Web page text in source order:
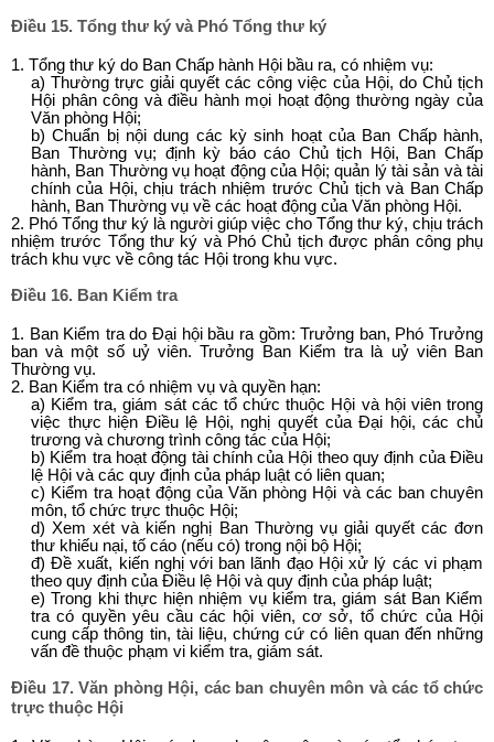
Điều 15. Tổng thư ký và Phó Tổng thư ký
1. Tổng thư ký do Ban Chấp hành Hội bầu ra, có nhiệm vụ:
a) Thường trực giải quyết các công việc của Hội, do Chủ tịch
Hội phân công và điều hành mọi hoạt động thường ngày của
Văn phòng Hội;
b) Chuẩn bị nội dung các kỳ sinh hoạt của Ban Chấp hành,
Ban Thường vụ; định kỳ báo cáo Chủ tịch Hội, Ban Chấp
hành, Ban Thường vụ hoạt động của Hội; quản lý tài sản và tài
chính của Hội, chịu trách nhiệm trước Chủ tịch và Ban Chấp
hành, Ban Thường vụ về các hoạt động của Văn phòng Hội.
2. Phó Tổng thư ký là người giúp việc cho Tổng thư ký, chịu trách
nhiệm trước Tổng thư ký và Phó Chủ tịch được phân công phụ
trách khu vực về công tác Hội trong khu vực.
Điều 16. Ban Kiểm tra
1. Ban Kiểm tra do Đại hội bầu ra gồm: Trưởng ban, Phó Trưởng
ban và một số uỷ viên. Trưởng Ban Kiểm tra là uỷ viên Ban
Thường vụ.
2. Ban Kiểm tra có nhiệm vụ và quyền hạn:
a) Kiểm tra, giám sát các tổ chức thuộc Hội và hội viên trong
việc thực hiện Điều lệ Hội, nghị quyết của Đại hội, các chủ
trương và chương trình công tác của Hội;
b) Kiểm tra hoạt động tài chính của Hội theo quy định của Điều
lệ Hội và các quy định của pháp luật có liên quan;
c) Kiểm tra hoạt động của Văn phòng Hội và các ban chuyên
môn, tổ chức trực thuộc Hội;
d) Xem xét và kiến nghị Ban Thường vụ giải quyết các đơn
thư khiếu nại, tố cáo (nếu có) trong nội bộ Hội;
đ) Đề xuất, kiến nghị với ban lãnh đạo Hội xử lý các vi phạm
theo quy định của Điều lệ Hội và quy định của pháp luật;
e) Trong khi thực hiện nhiệm vụ kiểm tra, giám sát Ban Kiểm
tra có quyền yêu cầu các hội viên, cơ sở, tổ chức của Hội
cung cấp thông tin, tài liệu, chứng cứ có liên quan đến những
vấn đề thuộc phạm vi kiểm tra, giám sát.
Điều 17. Văn phòng Hội, các ban chuyên môn và các tổ chức
trực thuộc Hội